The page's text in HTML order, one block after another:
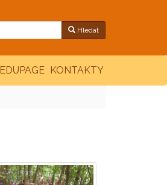
Hledat
EDUPAGE KONTAKTY